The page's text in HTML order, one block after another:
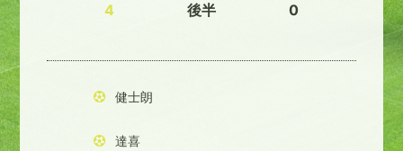
4
後半
0
健士朗
達喜